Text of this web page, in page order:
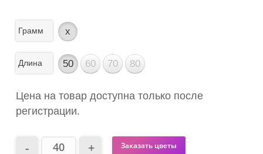
Грамм x
Длина 50 60 70 80
Цена на товар доступна только после
регистрации.
Заказать цветы